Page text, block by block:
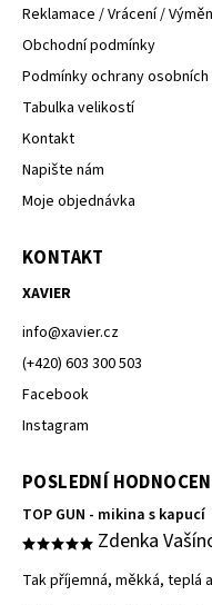
Reklamace / Vrácení /
Obchodní podmínky
Podmínky ochrany osobních
Tabulka velikostí
Kontakt
Napište nám
Moje objednávka
KONTAKT
XAVIER
info@xavier.cz
(+420) 603 300 503
Facebook
Instagram
POSLEDNÍ
TOP GUN - mikina s kapucí
Zdenka
Tak příjemná, měkká, teplá